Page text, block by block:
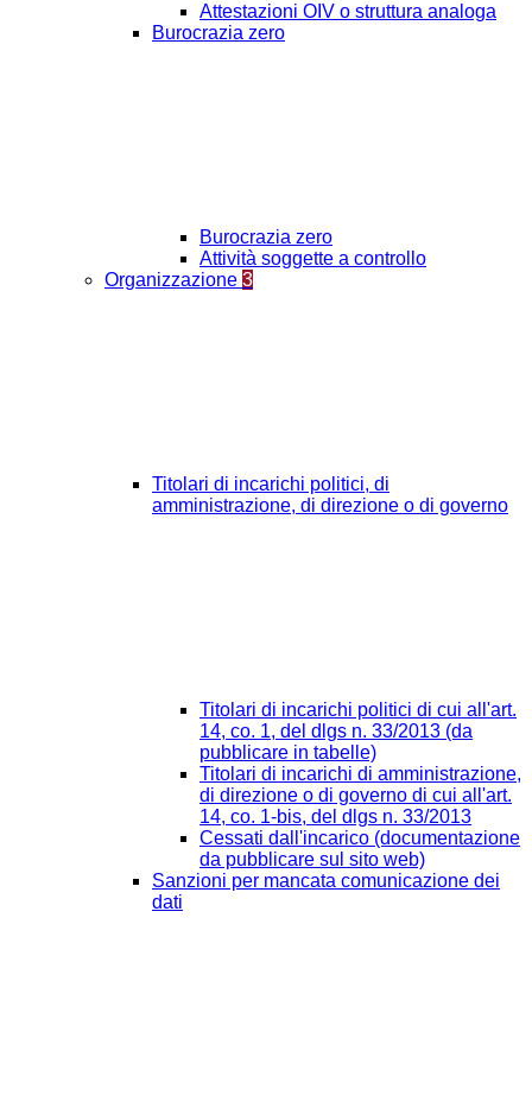
Attestazioni OIV o struttura analoga
Burocrazia zero
Burocrazia zero
Attività soggette a controllo
Organizzazione 3
Titolari di incarichi politici, di
amministrazione, di direzione o di governo
Titolari di incarichi politici di cui all'art.
14, co. 1, del dlgs n. 33/2013 (da
pubblicare in tabelle)
Titolari di incarichi di amministrazione,
di direzione o di governo di cui all'art.
14, co. 1-bis, del dlgs n. 33/2013
Cessati dall'incarico (documentazione
da pubblicare sul sito web)
Sanzioni per mancata comunicazione dei
dati